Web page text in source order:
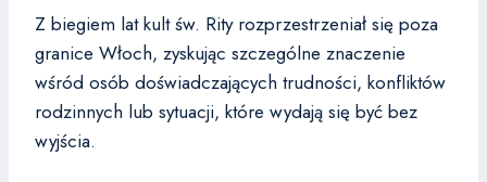
Z biegiem lat kult św. Rity rozprzestrzeniał się poza
granice Włoch, zyskując szczególne znaczenie
wśród osób doświadczających trudności, konfliktów
rodzinnych lub sytuacji, które wydają się być bez
wyjścia.